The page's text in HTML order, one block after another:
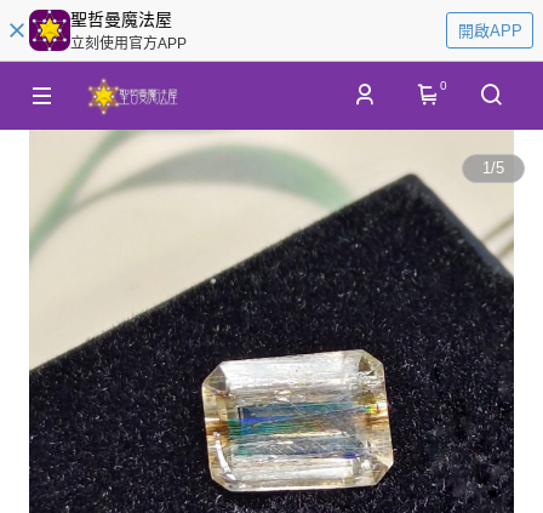
聖哲曼魔法屋
立刻使用官方APP
開啟APP
0
1/5